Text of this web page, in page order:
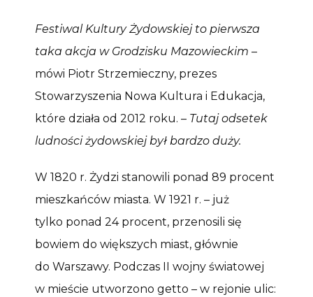
Festiwal Kultury Żydowskiej to pierwsza
taka akcja w Grodzisku Mazowieckim –
mówi Piotr Strzemieczny, prezes
Stowarzyszenia Nowa Kultura i Edukacja,
które działa od 2012 roku. – Tutaj odsetek
ludności żydowskiej był bardzo duży.
W 1820 r. Żydzi stanowili ponad 89 procent
mieszkańców miasta. W 1921 r. – już
tylko ponad 24 procent, przenosili się
bowiem do większych miast, głównie
do Warszawy. Podczas II wojny światowej
w mieście utworzono getto – w rejonie ulic: